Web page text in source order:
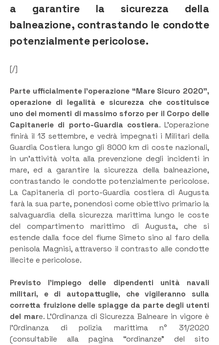
a garantire la sicurezza della
balneazione, contrastando le condotte
potenzialmente pericolose.
[/]
Parte ufficialmente l’operazione “Mare Sicuro 2020”,
operazione di legalità e sicurezza che costituisce
uno dei momenti di massimo sforzo per il Corpo delle
Capitanerie di porto-Guardia costiera. L’operazione
finirà il 13 settembre, e vedrà impegnati i Militari della
Guardia Costiera lungo gli 8000 km di coste nazionali,
in un’attività volta alla prevenzione degli incidenti in
mare, ed a garantire la sicurezza della balneazione,
contrastando le condotte potenzialmente pericolose.
La Capitaneria di porto-Guardia costiera di Augusta
farà la sua parte, ponendosi come obiettivo primario la
salvaguardia della sicurezza marittima lungo le coste
del compartimento marittimo di Augusta, che si
estende dalla foce del fiume Simeto sino al faro della
penisola Magnisi, attraverso il contrasto alle condotte
illecite e pericolose.
Previsto l’impiego delle dipendenti unità navali
militari, e di autopattuglie, che vigileranno sulla
corretta fruizione delle spiagge da parte degli utenti
del mare. L’Ordinanza di Sicurezza Balneare in vigore è
l’Ordinanza di polizia marittima n° 31/2020
(consultabile alla pagina “ordinanze” del sito